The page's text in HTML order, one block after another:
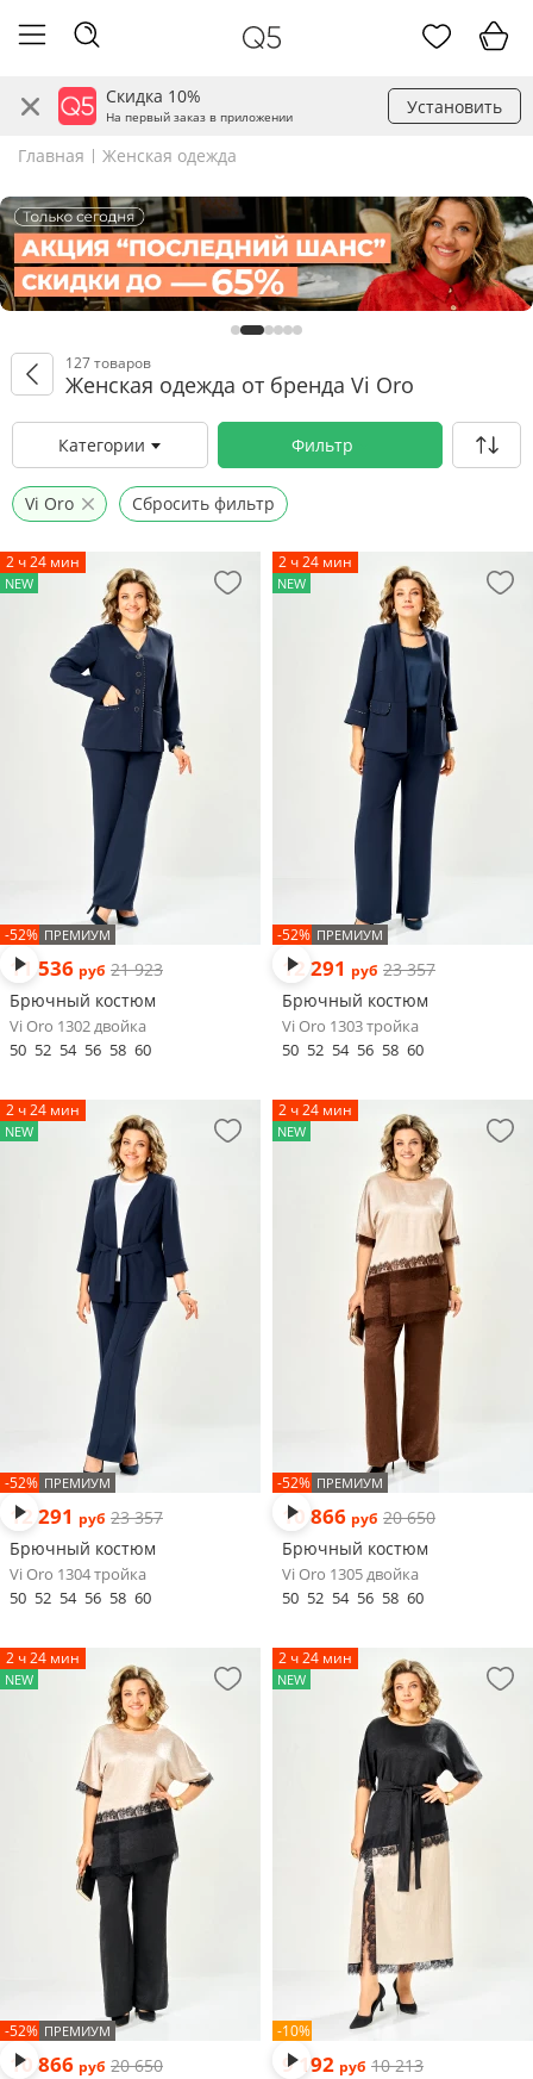
Скидка 10%
На первый заказ в приложении Установить
Главная Женская одежда
127 товаров
Женская одежда от бренда Vi Oro
Категории Фильтр
Vi Oro Сбросить фильтр
2 ч 24 мин
NEW
-52% ПРЕМИУМ
11 536 руб 21 923
Брючный костюм
Vi Oro 1302 двойка
50 52 54 56 58 60
2 ч 24 мин
NEW
-52% ПРЕМИУМ
12 291 руб 23 357
Брючный костюм
Vi Oro 1303 тройка
50 52 54 56 58 60
2 ч 24 мин
NEW
-52% ПРЕМИУМ
12 291 руб 23 357
Брючный костюм
Vi Oro 1304 тройка
50 52 54 56 58 60
2 ч 24 мин
NEW
-52% ПРЕМИУМ
10 866 руб 20 650
Брючный костюм
Vi Oro 1305 двойка
50 52 54 56 58 60
2 ч 24 мин
NEW
-52% ПРЕМИУМ
10 866 руб 20 650
2 ч 24 мин
NEW
-10%
9 192 руб 10 213